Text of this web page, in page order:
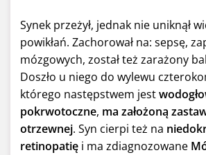
Synek przeżył, jednak nie uniknął
powikłań. Zachorował na: sepsę,
mózgowych, został też zarażony
Doszło u niego do wylewu
którego następstwem jest
pokrwotoczne, ma założoną
otrzewnej. Syn cierpi też na
retinopatię i ma zdiagnozowane